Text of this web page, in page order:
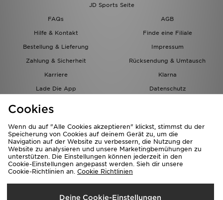
JD Sports Seite
FAQs
AGB
Hilfe & Kontakt
Finde eine Filiale
Bestellung & Lieferung
Impressum
Zahlung & Sicherheit
Rücksendung & Umtausch
Karriere
Klarna
Lade Die App
Datenschutz
Lieferung Nach
Cookies
Wenn du auf "Alle Cookies akzeptieren" klickst, stimmst du der
Speicherung von Cookies auf deinem Gerät zu, um die
Navigation auf der Website zu verbessern, die Nutzung der
Website zu analysieren und unsere Marketingbemühungen zu
unterstützen. Die Einstellungen können jederzeit in den
Cookie-Einstellungen angepasst werden. Sieh dir unsere
Cookie-Richtlinien an. Cookie Richtlinien
Deine Cookie-Einstellungen